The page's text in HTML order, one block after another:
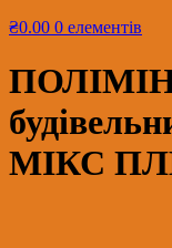
₴0.00 0 елементів
ПОЛІМІН
МІКС